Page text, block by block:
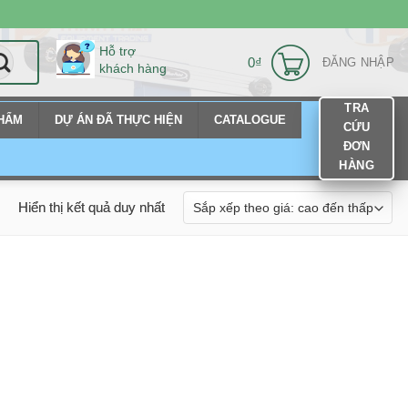
Hỗ trợ
khách hàng
0₫ ĐĂNG NHẬP
DỰ ÁN ĐÃ THỰC HIỆN CATALOGUE
TRA
CỨU
ĐƠN
HÀNG
Hiển thị kết quả duy nhất